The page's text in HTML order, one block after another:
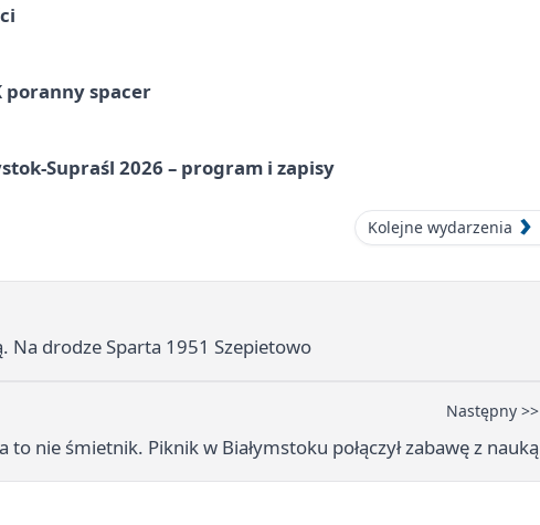
poranny spacer
Supraśl 2026 – program i zapisy
Kolejne wydarzenia
Na drodze Sparta 1951 Szepietowo
Następny >>
to nie śmietnik. Piknik w Białymstoku połączył zabawę z nauką